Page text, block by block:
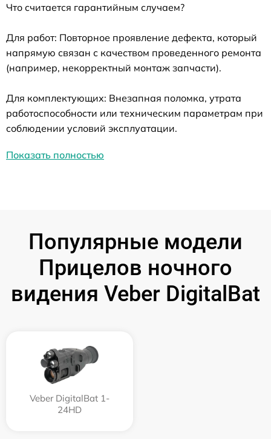
Что считается гарантийным случаем?
Для работ: Повторное проявление дефекта, который
напрямую связан с качеством проведенного ремонта
(например, некорректный монтаж запчасти).
Для комплектующих: Внезапная поломка, утрата
работоспособности или техническим параметрам при
соблюдении условий эксплуатации.
Показать полностью
Популярные модели
Прицелов ночного
видения Veber DigitalBat
Veber DigitalBat 1-
24HD